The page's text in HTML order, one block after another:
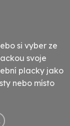
si vyber ze
svoje
placky jako
nebo místo